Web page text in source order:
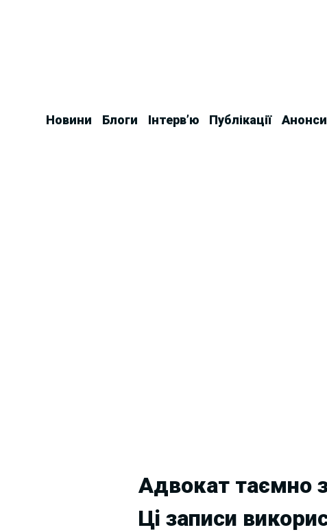
Новини Блоги Інтерв’ю Публікації Анонси
Адвокат таємно
Ці записи